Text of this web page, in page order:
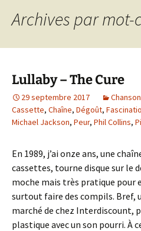
Archives par mot-
Lullaby – The Cure
29 septembre 2017
Cassette, Chaîne, Dégoût,
Michael Jackson, Peur, Phil Collins,
En 1989, j’ai onze ans, une
cassettes, tourne disque sur le
moche mais très pratique pour
surtout faire des compils. Bref,
marché de chez Interdiscount,
plastique avec un son pourri. À